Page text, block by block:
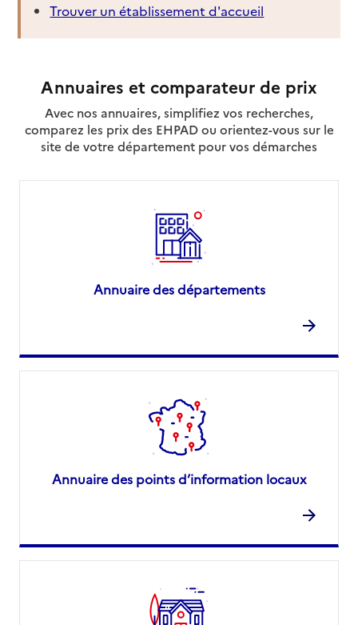
Trouver un établissement d'accueil
Annuaires et comparateur de prix
Avec nos annuaires, simplifiez vos recherches,
comparez les prix des EHPAD ou orientez-vous sur le
site de votre département pour vos démarches
Annuaire des départements
Annuaire des points d’information locaux